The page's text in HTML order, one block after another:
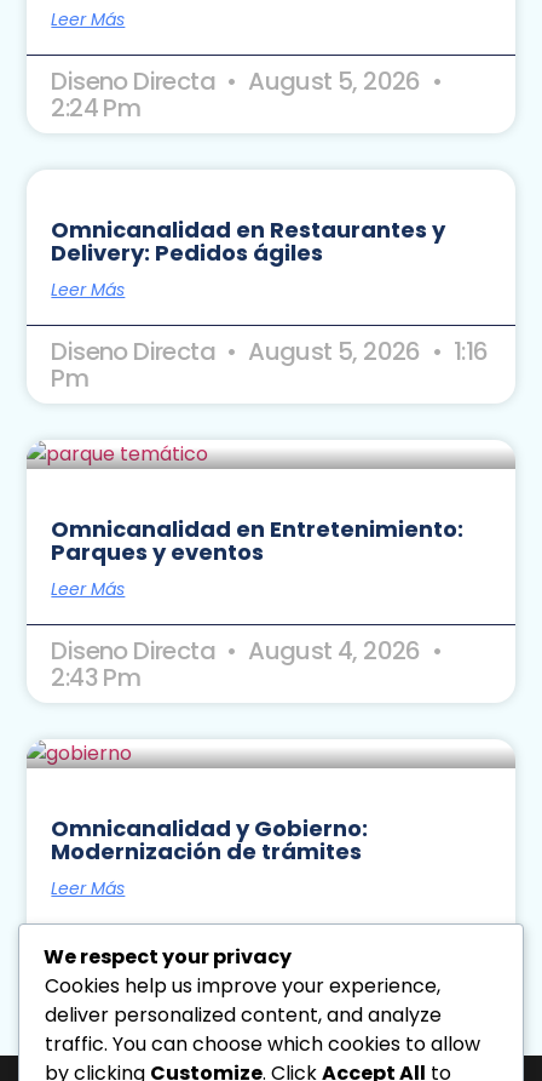
Leer Más
Diseno Directa August 5, 2026
2:24 Pm
Omnicanalidad en Restaurantes y
Delivery: Pedidos ágiles
Leer Más
Diseno Directa August 5, 2026 1:16
Pm
Omnicanalidad en Entretenimiento:
Parques y eventos
Leer Más
Diseno Directa August 4, 2026
2:43 Pm
Omnicanalidad y Gobierno:
Modernización de trámites
Leer Más
Diseno Directa August 4, 2026
11:26 Am
« Previo
Siguiente »
We respect your privacy
Cookies help us improve your experience,
deliver personalized content, and analyze
traffic. You can choose which cookies to allow
by clicking Customize. ClickAccept All to